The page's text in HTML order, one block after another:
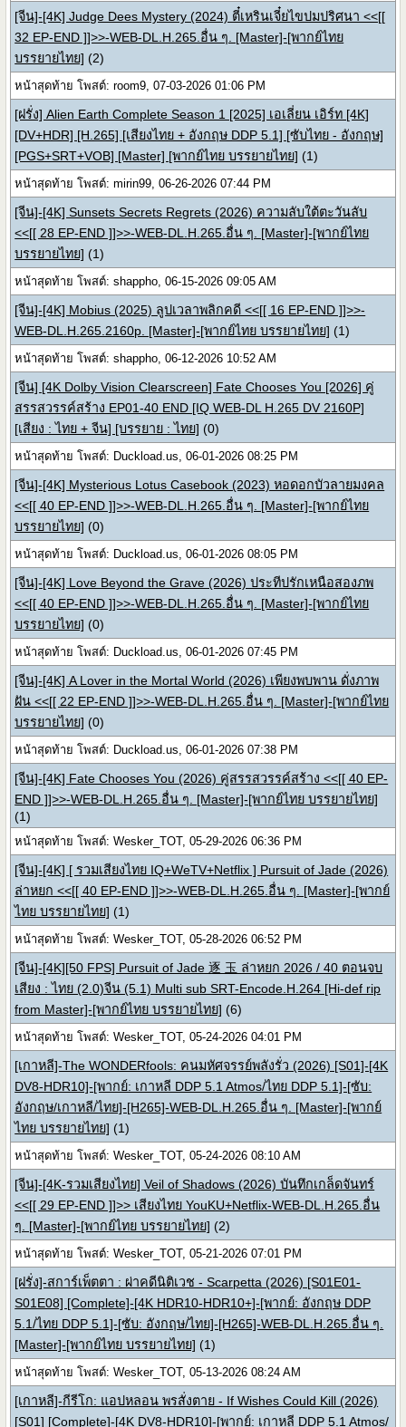
[จีน]-[4K] Judge Dees Mystery (2024) ตี๋เหรินเจี๋ยไขปมปริศนา <<[[
32 EP-END ]]>>-WEB-DL.H.265.อื่น ๆ. [Master]-[พากย์ไทย
บรรยายไทย] (2)
หน้าสุดท้าย โพสต์: room9, 07-03-2026 01:06 PM
[ฝรั่ง] Alien Earth Complete Season 1 [2025] เอเลี่ยน เอิร์ท [4K]
[DV+HDR] [H.265] [เสียงไทย + อังกฤษ DDP 5.1] [ซับไทย - อังกฤษ]
[PGS+SRT+VOB] [Master] [พากย์ไทย บรรยายไทย] (1)
หน้าสุดท้าย โพสต์: mirin99, 06-26-2026 07:44 PM
[จีน]-[4K] Sunsets Secrets Regrets (2026) ความลับใต้ตะวันลับ
<<[[ 28 EP-END ]]>>-WEB-DL.H.265.อื่น ๆ. [Master]-[พากย์ไทย
บรรยายไทย] (1)
หน้าสุดท้าย โพสต์: shappho, 06-15-2026 09:05 AM
[จีน]-[4K] Mobius (2025) ลูปเวลาพลิกคดี <<[[ 16 EP-END ]]>>-
WEB-DL.H.265.2160p. [Master]-[พากย์ไทย บรรยายไทย] (1)
หน้าสุดท้าย โพสต์: shappho, 06-12-2026 10:52 AM
[จีน] [4K Dolby Vision Clearscreen] Fate Chooses You [2026] คู่
สรรสวรรค์สร้าง EP01-40 END [IQ WEB-DL H.265 DV 2160P]
[เสียง : ไทย + จีน] [บรรยาย : ไทย] (0)
หน้าสุดท้าย โพสต์: Duckload.us, 06-01-2026 08:25 PM
[จีน]-[4K] Mysterious Lotus Casebook (2023) หอดอกบัวลายมงคล
<<[[ 40 EP-END ]]>>-WEB-DL.H.265.อื่น ๆ. [Master]-[พากย์ไทย
บรรยายไทย] (0)
หน้าสุดท้าย โพสต์: Duckload.us, 06-01-2026 08:05 PM
[จีน]-[4K] Love Beyond the Grave (2026) ประทีปรักเหนือสองภพ
<<[[ 40 EP-END ]]>>-WEB-DL.H.265.อื่น ๆ. [Master]-[พากย์ไทย
บรรยายไทย] (0)
หน้าสุดท้าย โพสต์: Duckload.us, 06-01-2026 07:45 PM
[จีน]-[4K] A Lover in the Mortal World (2026) เพียงพบพาน ดั่งภาพ
ฝัน <<[[ 22 EP-END ]]>>-WEB-DL.H.265.อื่น ๆ. [Master]-[พากย์ไทย
บรรยายไทย] (0)
หน้าสุดท้าย โพสต์: Duckload.us, 06-01-2026 07:38 PM
[จีน]-[4K] Fate Chooses You (2026) คู่สรรสวรรค์สร้าง <<[[ 40 EP-
END ]]>>-WEB-DL.H.265.อื่น ๆ. [Master]-[พากย์ไทย บรรยายไทย]
(1)
หน้าสุดท้าย โพสต์: Wesker_TOT, 05-29-2026 06:36 PM
[จีน]-[4K] [ รวมเสียงไทย IQ+WeTV+Netflix ] Pursuit of Jade (2026)
ล่าหยก <<[[ 40 EP-END ]]>>-WEB-DL.H.265.อื่น ๆ. [Master]-[พากย์
ไทย บรรยายไทย] (1)
หน้าสุดท้าย โพสต์: Wesker_TOT, 05-28-2026 06:52 PM
[จีน]-[4K][50 FPS] Pursuit of Jade 逐 玉 ล่าหยก 2026 / 40 ตอนจบ
เสียง : ไทย (2.0)จีน (5.1) Multi sub SRT-Encode.H.264 [Hi-def rip
from Master]-[พากย์ไทย บรรยายไทย] (6)
หน้าสุดท้าย โพสต์: Wesker_TOT, 05-24-2026 04:01 PM
[เกาหลี]-The WONDERfools: คนมหัศจรรย์พลังรั่ว (2026) [S01]-[4K
DV8-HDR10]-[พากย์: เกาหลี DDP 5.1 Atmos/ไทย DDP 5.1]-[ซับ:
อังกฤษ/เกาหลี/ไทย]-[H265]-WEB-DL.H.265.อื่น ๆ. [Master]-[พากย์
ไทย บรรยายไทย] (1)
หน้าสุดท้าย โพสต์: Wesker_TOT, 05-24-2026 08:10 AM
[จีน]-[4K-รวมเสียงไทย] Veil of Shadows (2026) บันทึกเกล็ดจันทร์
<<[[ 29 EP-END ]]>> เสียงไทย YouKU+Netflix-WEB-DL.H.265.อื่น
ๆ. [Master]-[พากย์ไทย บรรยายไทย] (2)
หน้าสุดท้าย โพสต์: Wesker_TOT, 05-21-2026 07:01 PM
[ฝรั่ง]-สการ์เพ็ตตา : ผ่าคดีนิติเวช - Scarpetta (2026) [S01E01-
S01E08] [Complete]-[4K HDR10-HDR10+]-[พากย์: อังกฤษ DDP
5.1/ไทย DDP 5.1]-[ซับ: อังกฤษ/ไทย]-[H265]-WEB-DL.H.265.อื่น ๆ.
[Master]-[พากย์ไทย บรรยายไทย] (1)
หน้าสุดท้าย โพสต์: Wesker_TOT, 05-13-2026 08:24 AM
[เกาหลี]-กีรีโก: แอปหลอน พรสั่งตาย - If Wishes Could Kill (2026)
[S01] [Complete]-[4K DV8-HDR10]-[พากย์: เกาหลี DDP 5.1 Atmos/